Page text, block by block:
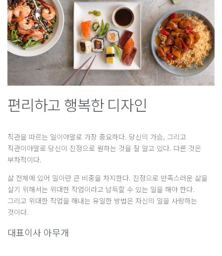
편리하고 행복한 디자인
직관을 따르는 일이야말로 가장 중요하다. 당신의 가슴, 그리고
직관이야말로 당신이 진정으로 원하는 것을 잘 알고 있다. 다른 것은
부차적이다.
삶 전체에 있어 일이란 큰 비중을 차지한다. 진정으로 만족스러운 삶을
살기 위해서는 위대한 작업이라고 납득할 수 있는 일을 해야 한다.
그리고 위대한 작업을 해내는 유일한 방법은 자신의 일을 사랑하는
것이다.
대표이사 아무개